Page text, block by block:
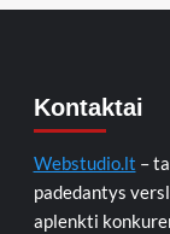
Kontaktai
Webstudio.lt –
padedantys
aplenkti